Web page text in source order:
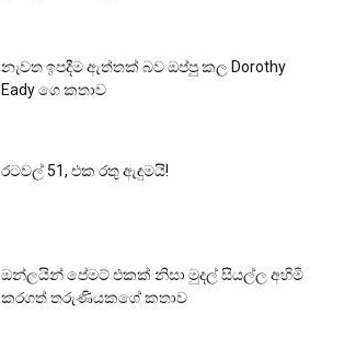
නැවත ඉපදීම ඇත්තක් බව ඔප්පු කල Dorothy
Eady ගෙ කතාව
රටවල් 51, එක රතු ඇඳුමයි!
ඔන්ලයින් පේමට් එකක් නිසා මුදල් සියල්ල අහිමි
කරගත් තරුණියකගේ කතාව